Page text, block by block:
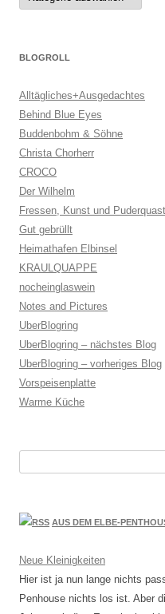
BLOGROLL
Alltägliches+Ausgedachtes
Behind Blue Eyes
Buddenbohm & Söhne
Christa Chorherr
CROCO
Der Wilhelm
Fressen, Kunst und
Gut gebrüllt
Heimathafen Elbinsel
KRAULQUAPPE
nocheinglaswein
Notes and Pictures
UberBlogring
UberBlogring – nächstes Blog
UberBlogring – vorheriges Blog
Vorspeisenplatte
Warme Küche
AUS DEM ELBE-
Neue Kleinigkeiten
Hier ist ja nun lange nichts
Penhouse nichts los ist. Aber